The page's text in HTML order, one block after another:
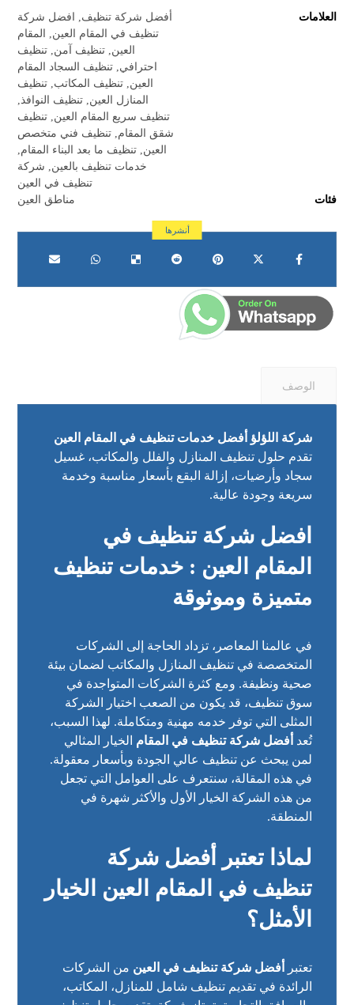
العلامات أفضل شركة تنظيف
افضل شركة
تنظيف في المقام العين
المقام
العين تنظيف آمن تنظيف
احترافي تنظيف السجاد المقام
العين تنظيف المكاتب تنظيف
المنازل العين تنظيف النوافذ
تنظيف سريع المقام العين تنظيف
شقق المقام تنظيف فني متخصص
العين تنظيف ما بعد البناء المقام
خدمات تنظيف بالعين
شركة
تنظيف في العين
فئات
مناطق العين
الوصف
شركة اللؤلؤ أفضل خدمات تنظيف في المقام العين
تقدم حلول تنظيف المنازل والفلل والمكاتب، غسيل
سجاد وأرضيات، إزالة البقع بأسعار مناسبة وخدمة
سريعة وجودة عالية.
افضل شركة تنظيف في
المقام العين : خدمات تنظيف
متميزة وموثوقة
في عالمنا المعاصر، تزداد الحاجة إلى الشركات
المتخصصة في تنظيف المنازل والمكاتب لضمان بيئة
صحية ونظيفة. ومع كثرة الشركات المتواجدة في
سوق تنظيف، قد يكون من الصعب اختيار الشركة
المثلى التي توفر خدمه مهنية ومتكاملة. لهذا السبب،
تُعد أفضل شركة تنظيف في المقام الخيار المثالي
لمن يبحث عن تنظيف عالي الجودة وبأسعار معقولة.
في هذه المقالة، سنتعرف على العوامل التي تجعل
من هذه الشركة الخيار الأول والأكثر شهرة في
المنطقة.
لماذا تعتبر
أفضل شركة
تنظيف في المقام العين الخيار
الأمثل؟
تعتبر أفضل شركة تنظيف في العين من الشركات
الرائدة في تقديم تنظيف شامل للمنازل، المكاتب،